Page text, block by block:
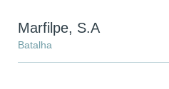
Marfilpe, S.A
Batalha